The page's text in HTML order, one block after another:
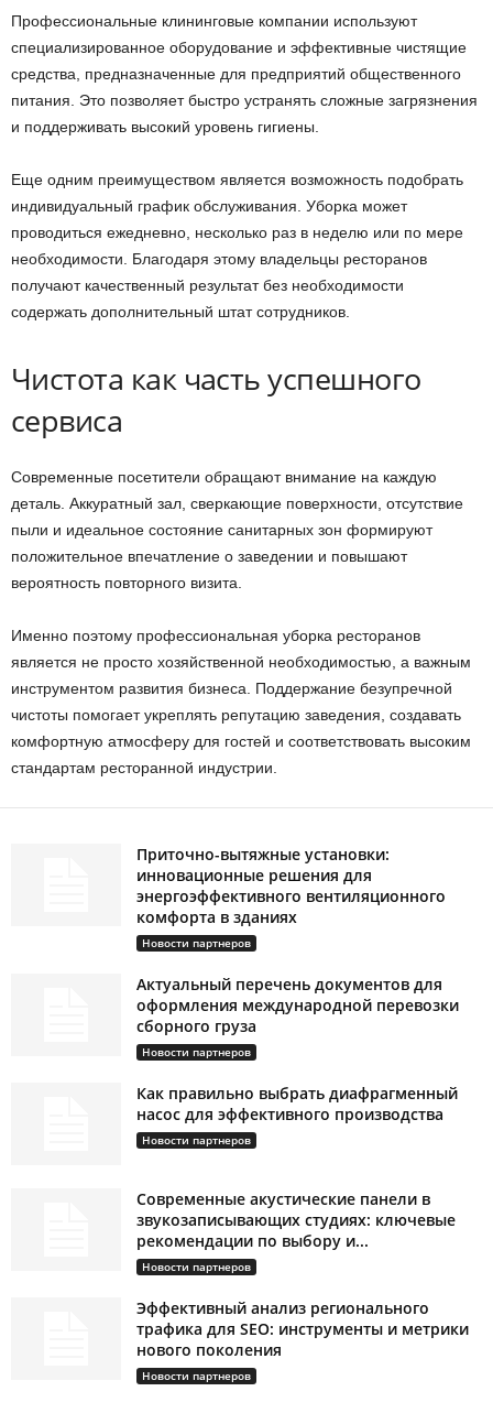
Профессиональные клининговые компании используют
специализированное оборудование и эффективные чистящие
средства, предназначенные для предприятий общественного
питания. Это позволяет быстро устранять сложные загрязнения
и поддерживать высокий уровень гигиены.
Еще одним преимуществом является возможность подобрать
индивидуальный график обслуживания. Уборка может
проводиться ежедневно, несколько раз в неделю или по мере
необходимости. Благодаря этому владельцы ресторанов
получают качественный результат без необходимости
содержать дополнительный штат сотрудников.
Чистота как часть успешного
сервиса
Современные посетители обращают внимание на каждую
деталь. Аккуратный зал, сверкающие поверхности, отсутствие
пыли и идеальное состояние санитарных зон формируют
положительное впечатление о заведении и повышают
вероятность повторного визита.
Именно поэтому профессиональная уборка ресторанов
является не просто хозяйственной необходимостью, а важным
инструментом развития бизнеса. Поддержание безупречной
чистоты помогает укреплять репутацию заведения, создавать
комфортную атмосферу для гостей и соответствовать высоким
стандартам ресторанной индустрии.
Приточно-вытяжные установки:
инновационные решения для
энергоэффективного вентиляционного
комфорта в зданиях
Новости партнеров
Актуальный перечень документов для
оформления международной перевозки
сборного груза
Новости партнеров
Как правильно выбрать диафрагменный
насос для эффективного производства
Новости партнеров
Современные акустические панели в
звукозаписывающих студиях: ключевые
рекомендации по выбору и...
Новости партнеров
Эффективный анализ регионального
трафика для SEO: инструменты и метрики
нового поколения
Новости партнеров